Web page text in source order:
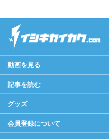
動画を見る
記事を読む
グッズ
会員登録について